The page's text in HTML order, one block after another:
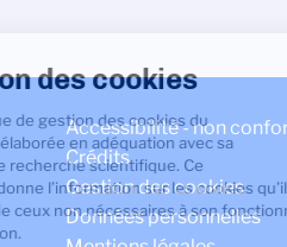
Accessibilité - non
Crédits
Gestion des cookies
Données personnelles
Gestion des
La politique de gestion des cookies
CNRS est élaborée en adéquation
mission de recherche scientifique.
site vous donne l’information sur
contrôle de ceux non nécessaires